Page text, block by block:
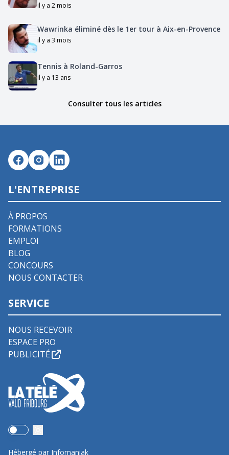
il y a 2 mois
Wawrinka éliminé dès le 1er tour à Aix-en-Provence
il y a 3 mois
Tennis à Roland-Garros
il y a 13 ans
Consulter tous les articles
L'ENTREPRISE
À PROPOS
FORMATIONS
EMPLOI
BLOG
CONCOURS
NOUS CONTACTER
SERVICE
NOUS RECEVOIR
ESPACE PRO
PUBLICITÉ
Use setting
Hébergé par Infomaniak